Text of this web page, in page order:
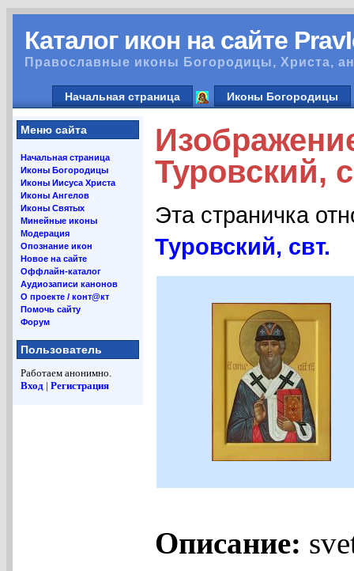
Каталог икон на сайте
Православные иконы Богородицы, Христа,
Начальная страница Иконы Богородицы
Меню сайта
Начальная страница
Иконы Богородицы
Иконы Иисуса Христа
Иконы Ангелов
Иконы Святых
Минейные иконы
Модерация
Опознание икон
Новое на сайте
Оффлайн-каталог
Аудиозаписи канонов
О проекте / конт@кт
Помочь сайту
Форум
Пользователь
Работаем анонимно.
Вход | Регистрация
Туровский,
Эта страничка
Туровский, свт.
Описание: